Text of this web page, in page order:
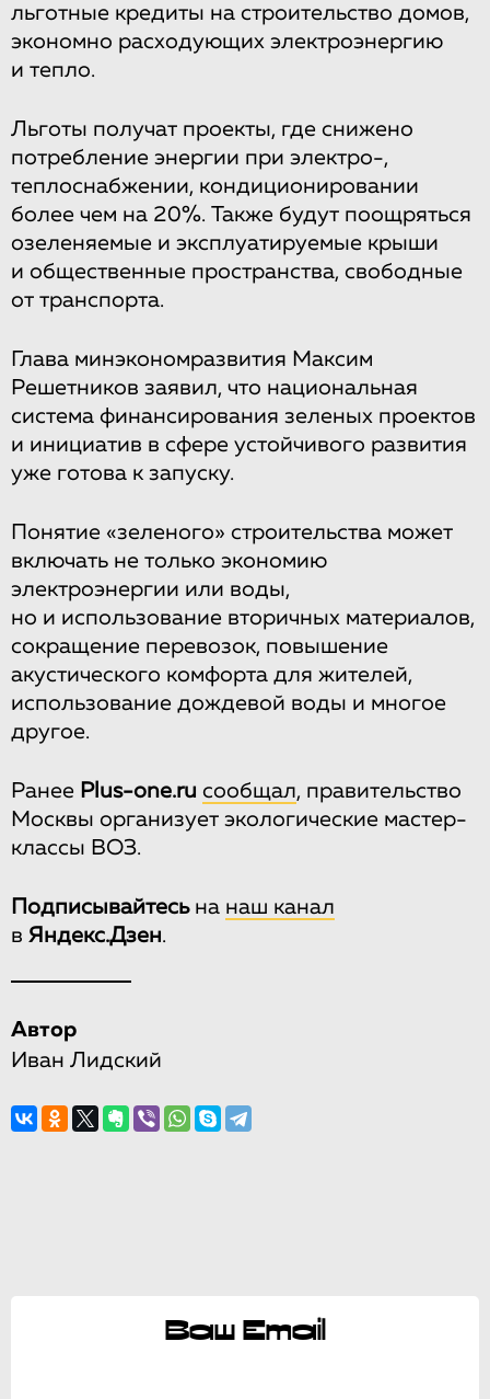
льготные кредиты на строительство домов,
экономно расходующих электроэнергию
и тепло.
Льготы получат проекты, где снижено
потребление энергии при электро-,
теплоснабжении, кондиционировании
более чем на 20%. Также будут поощряться
озеленяемые и эксплуатируемые крыши
и общественные пространства, свободные
от транспорта.
Глава минэкономразвития Максим
Решетников заявил, что национальная
система финансирования зеленых проектов
и инициатив в сфере устойчивого развития
уже готова к запуску.
Понятие «зеленого» строительства может
включать не только экономию
электроэнергии или воды,
но и использование вторичных материалов,
сокращение перевозок, повышение
акустического комфорта для жителей,
использование дождевой воды и многое
другое.
Ранее Рlus-one.ru сообщал, правительство
Москвы организует экологические мастер-
классы ВОЗ.
Подписывайтесьна наш канал
в Яндекс.Дзен.
Автор
Иван Лидский
Ваш Email